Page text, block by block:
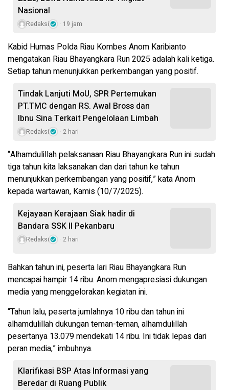
Nasional
Redaksi 19 jam
Kabid Humas Polda Riau Kombes Anom Karibianto
mengatakan Riau Bhayangkara Run 2025 adalah kali ketiga.
Setiap tahun menunjukkan perkembangan yang positif.
Tindak Lanjuti MoU, SPR Pertemukan
PT.TMC dengan RS. Awal Bross dan
Ibnu Sina Terkait Pengelolaan Limbah
Redaksi 2 hari
“Alhamdulillah pelaksanaan Riau Bhayangkara Run ini sudah
tiga tahun kita laksanakan dan dari tahun ke tahun
menunjukkan perkembangan yang positif,” kata Anom
kepada wartawan, Kamis (10/7/2025).
Kejayaan Kerajaan Siak hadir di
Bandara SSK II Pekanbaru
Redaksi 2 hari
Bahkan tahun ini, peserta lari Riau Bhayangkara Run
mencapai hampir 14 ribu. Anom mengapresiasi dukungan
media yang menggelorakan kegiatan ini.
“Tahun lalu, peserta jumlahnya 10 ribu dan tahun ini
alhamdulillah dukungan teman-teman, alhamdulillah
pesertanya 13.079 mendekati 14 ribu. Ini tidak lepas dari
peran media,” imbuhnya.
Klarifikasi BSP Atas Informasi yang
Beredar di Ruang Publik